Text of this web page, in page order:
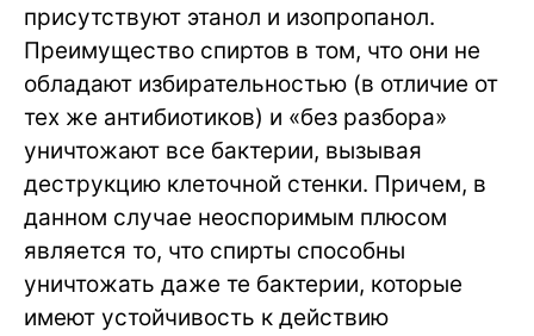
присутствуют этанол и изопропанол.
Преимущество спиртов в том, что они не
обладают избирательностью (в отличие от
тех же антибиотиков) и «без разбора»
уничтожают все бактерии, вызывая
деструкцию клеточной стенки. Причем, в
данном случае неоспоримым плюсом
является то, что спирты способны
уничтожать даже те бактерии, которые
имеют устойчивость к действию